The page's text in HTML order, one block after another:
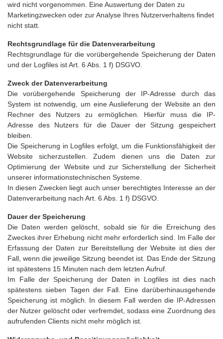
wird nicht vorgenommen. Eine Auswertung der Daten zu
Marketingzwecken oder zur Analyse Ihres Nutzerverhaltens findet
nicht statt.
Rechtsgrundlage für die Datenverarbeitung
Rechtsgrundlage für die vorübergehende Speicherung der Daten
und der Logfiles ist Art. 6 Abs. 1 f) DSGVO.
Zweck der Datenverarbeitung
Die vorübergehende Speicherung der IP-Adresse durch das
System ist notwendig, um eine Auslieferung der Website an den
Rechner des Nutzers zu ermöglichen. Hierfür muss die IP-
Adresse des Nutzers für die Dauer der Sitzung gespeichert
bleiben.
Die Speicherung in Logfiles erfolgt, um die Funktionsfähigkeit der
Website sicherzustellen. Zudem dienen uns die Daten zur
Optimierung der Website und zur Sicherstellung der Sicherheit
unserer informationstechnischen Systeme.
In diesen Zwecken liegt auch unser berechtigtes Interesse an der
Datenverarbeitung nach Art. 6 Abs. 1 f) DSGVO.
Dauer der Speicherung
Die Daten werden gelöscht, sobald sie für die Erreichung des
Zweckes ihrer Erhebung nicht mehr erforderlich sind. Im Falle der
Erfassung der Daten zur Bereitstellung der Website ist dies der
Fall, wenn die jeweilige Sitzung beendet ist. Das Ende der Sitzung
ist spätestens 15 Minuten nach dem letzten Aufruf.
Im Falle der Speicherung der Daten in Logfiles ist dies nach
spätestens sieben Tagen der Fall. Eine darüberhinausgehende
Speicherung ist möglich. In diesem Fall werden die IP-Adressen
der Nutzer gelöscht oder verfremdet, sodass eine Zuordnung des
aufrufenden Clients nicht mehr möglich ist.